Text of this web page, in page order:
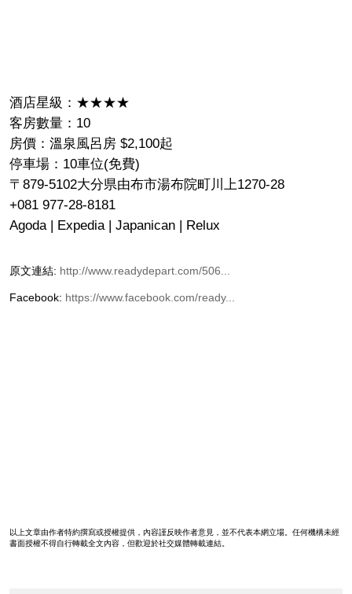
酒店星級：★★★★
客房數量：10
房價：溫泉風呂房 $2,100起
停車場：10車位(免費)
〒879-5102大分県由布市湯布院町川上1270-28
+081 977-28-8181
Agoda | Expedia | Japanican | Relux
原文連結: http://www.readydepart.com/506...
Facebook: https://www.facebook.com/ready...
以上文章由作者特約撰寫或授權提供，內容謹反映作者意見，並不代表本網立場。任何機構未經
書面授權不得自行轉載全文內容，但歡迎於社交媒體轉載連結。